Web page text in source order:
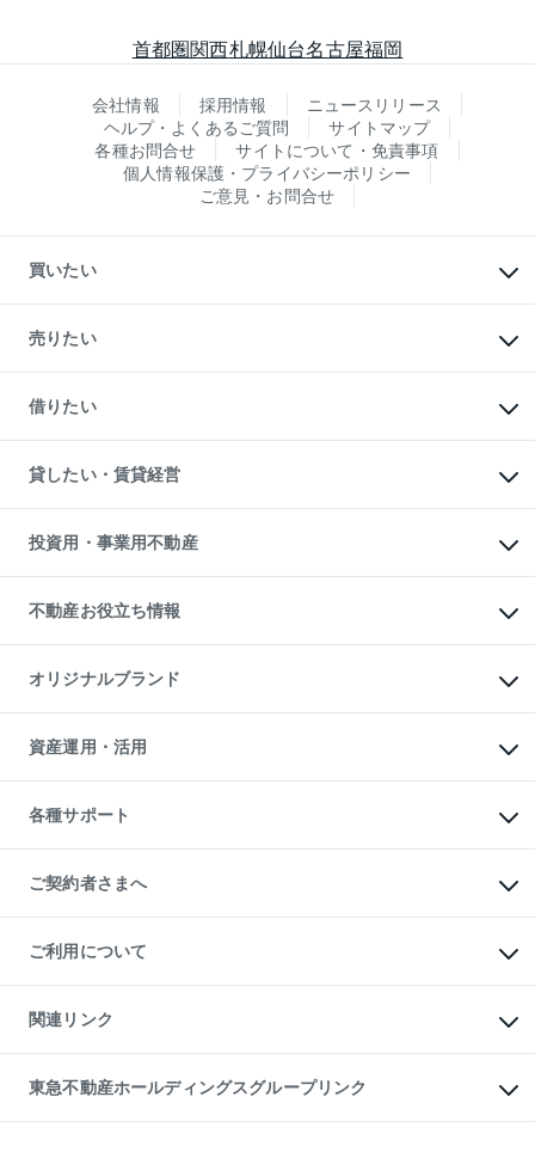
首都圏関西札幌仙台名古屋福岡
会社情報 採用情報
ニュースリリース
ヘルプ・よくあるご質問
サイトマップ
各種お問合せ
サイトについて・免責事項
個人情報保護・プライバシーポリシー
ご意見・お問合せ
買いたい
新築・分譲マンションの購入
中古マンションの購入
一戸建ての購入
中古一戸建ての購入
不動産購入の流れ
注目キーワード物件特集
購入ガイド
English 繁体中文簡体中文
売りたい
一戸建ての売却・査定
土地の売却・査定
スピードAI査定
不動産査定について
不動産売却の流れ
不動産買換えの流れ
売却ガイド
借りたい
オフィス・店舗の賃貸
借りるときの流れ
借りるガイド
貸したい・賃貸経営
マンション賃料データ
賃貸管理プラン
リロケーションについて
貸すガイド
投資用・事業用不動産
事業用不動産
マンション投資
投資用マンション
アパート経営
収益物件
ビル購入（ビル一棟）
投資用不動産の売却査定
事業用不動産の売却査定
不動産お役立ち情報
マンションライブラリー
人気マンションランキング
暮らしに役立つ不動産メディア
不動産相場・不動産価格情報
不動産コラム・ニュース
不動産用語集
不動産なんでもネット相談室
住まいの税金
オリジナルブランド
一棟リノベーションマンション
L`GENTE（ルジェンテ）
区分リノベーションマンション
投資用一棟レジデンスWELL
不動産小口投資
LEGACIA（レガシア）
資産運用・活用
不動産M&A
アセットマネジメント・出資
各種サポート
相続サポート
リフォームサポート
ご契約者さまへ
ご紹介・再契約特典
入居者様専用-各種ご案内（賃貸）
東急こすもす会「こすもすWeb」
ご利用について
金融商品取引について
東急リバブル ソーシャルメディアポリシー
ご意見・お問い合わせ（金融商品取引専用の相談・お問い合わせ窓口）
ダイレクトメール（郵送物）・Eメールなどの送付停止について
関連リンク
これからご結婚される方に東急百貨店のブライダルクラブ
人材サービスのご用命は 東急リバブルスタッフ株式会社まで
東北の逸品を贈ります 東北すぐれものセレクション
東急不動産ホールディングスグループリンク